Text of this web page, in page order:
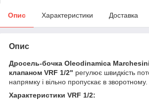
Опис Характеристики Доставка
Опис
Дросель-бочка Oleodinamica
клапаном VRF 1/2" регулює швидкість
напрямку і вільно пропускає в зворотному.
Характеристики VRF 1/2: